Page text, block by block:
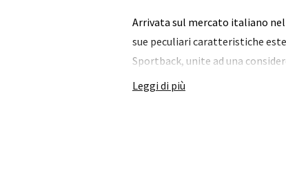
Arrivata sul mercato italiano nel
sue peculiari caratteristiche
Sportback, unite ad una
Leggi di più